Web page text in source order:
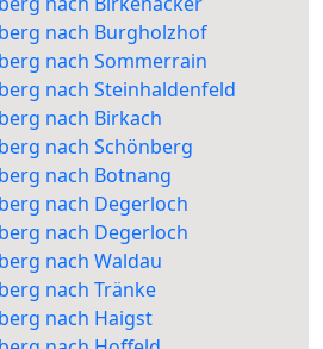
nach Burgholzhof
nach Sommerrain
nach Steinhaldenfeld
nach Birkach
nach Schönberg
nach Botnang
nach Degerloch
nach Degerloch
nach Waldau
nach Tränke
nach Haigst